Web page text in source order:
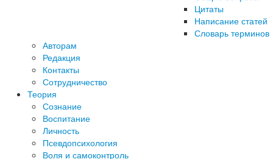
Цитаты
Написание статей
Словарь терминов
Авторам
Редакция
­Контакты
Сотрудничество
Теория
Сознание
Воспитание
Личность
Псевдопсихология
Воля и самоконтроль